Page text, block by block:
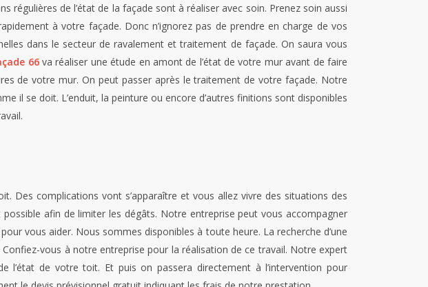
de l’état de la façade sont à réaliser avec soin. Prenez soin aussi
à votre façade. Donc n’ignorez pas de prendre en charge de vos
dans le secteur de ravalement et traitement de façade. On saura vous
66 va réaliser une étude en amont de l’état de votre mur avant de faire
de votre mur. On peut passer après le traitement de votre façade. Notre
il se doit. L’enduit, la peinture ou encore d’autres finitions sont disponibles
Des complications vont s’apparaître et vous allez vivre des situations des
afin de limiter les dégâts. Notre entreprise peut vous accompagner
vous aider. Nous sommes disponibles à toute heure. La recherche d’une
vous à notre entreprise pour la réalisation de ce travail. Notre expert
l’état de votre toit. Et puis on passera directement à l’intervention pour